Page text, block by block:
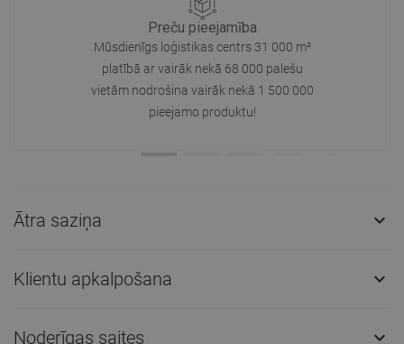
Preču pieejamība
Mūsdienīgs loģistikas centrs 31 000 m²
platībā ar vairāk nekā 68 000 palešu
vietām nodrošina vairāk nekā 1 500 000
pieejamo produktu!
Ātra saziņa 
Klientu apkalpošana 
Noderīgas saites 